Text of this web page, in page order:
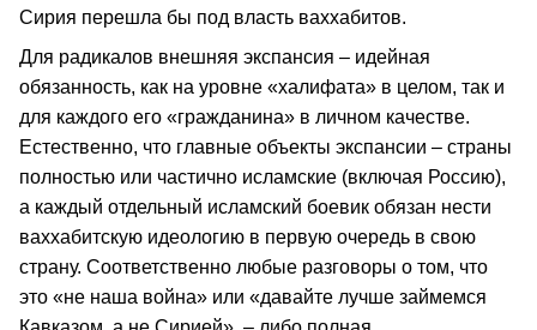
Сирия перешла бы под власть ваххабитов.
Для радикалов внешняя экспансия – идейная
обязанность, как на уровне «халифата» в целом, так и
для каждого его «гражданина» в личном качестве.
Естественно, что главные объекты экспансии – страны
полностью или частично исламские (включая Россию),
а каждый отдельный исламский боевик обязан нести
ваххабитскую идеологию в первую очередь в свою
страну. Соответственно любые разговоры о том, что
это «не наша война» или «давайте лучше займемся